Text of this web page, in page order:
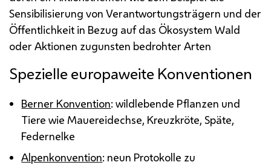
Sensibilisierung von Verantwortungsträgern und der
Öffentlichkeit in Bezug auf das Ökosystem Wald
oder Aktionen zugunsten bedrohter Arten
Spezielle europaweite Konventionen
Berner Konvention: wildlebende Pflanzen und
Tiere wie Mauereidechse, Kreuzkröte, Späte,
Federnelke
Alpenkonvention: neun Protokolle zu